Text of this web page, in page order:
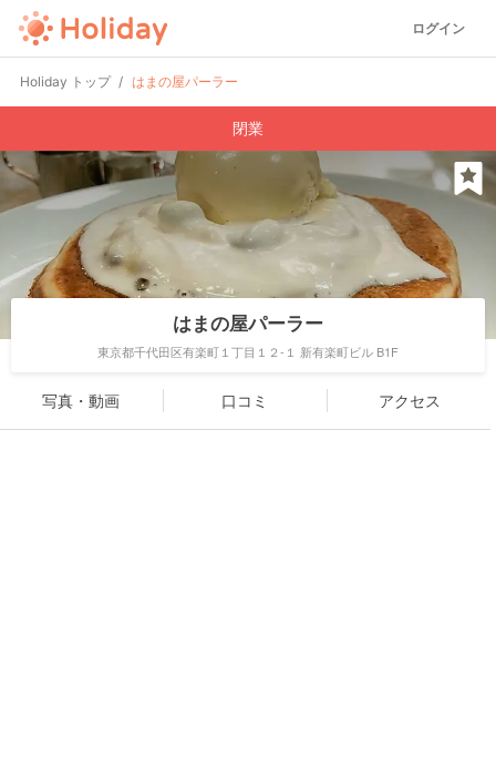
ログイン
Holiday トップ はまの屋パーラー
閉業
はまの屋パーラー
東京都千代田区有楽町１丁目１２-１ 新有楽町ビル B1F
写真・動画 口コミ アクセス